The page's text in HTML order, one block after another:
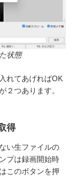
状態
れてあげればOK
２つあります。
得
い生ファイルの
プは録画開始時
このボタンを押